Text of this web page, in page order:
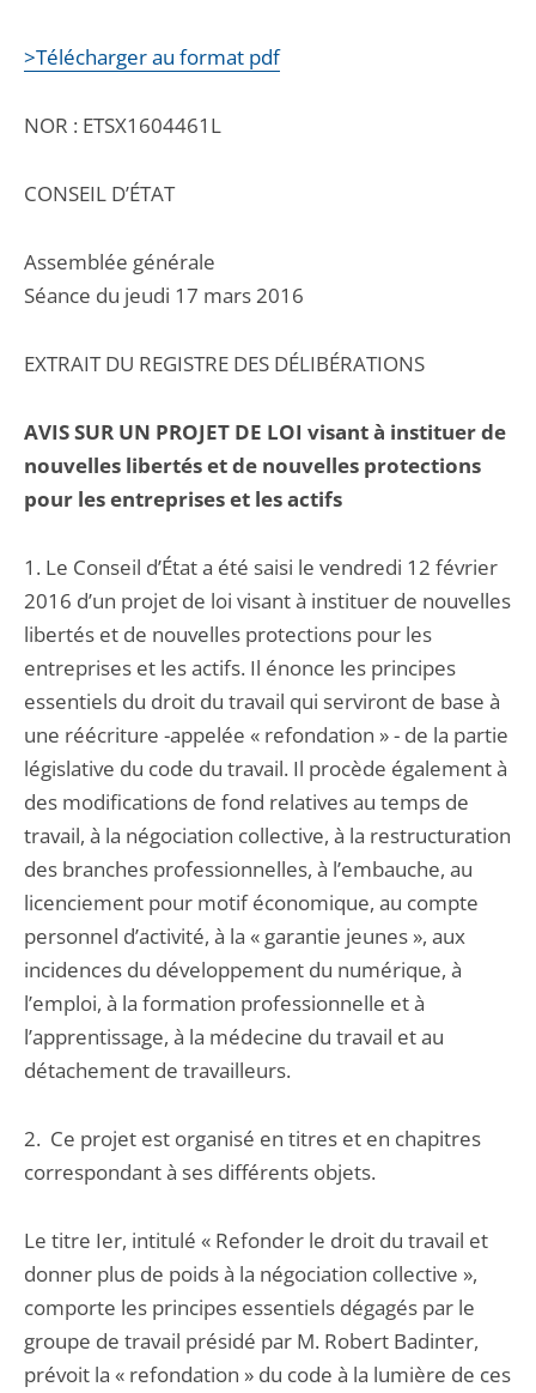
>Télécharger au format pdf
NOR : ETSX1604461L
CONSEIL D’ÉTAT
Assemblée générale
Séance du jeudi 17 mars 2016
EXTRAIT DU REGISTRE DES DÉLIBÉRATIONS
AVIS SUR UN PROJET DE LOI visant à instituer de
nouvelles libertés et de nouvelles protections
pour les entreprises et les actifs
1. Le Conseil d’État a été saisi le vendredi 12 février
2016 d’un projet de loi visant à instituer de nouvelles
libertés et de nouvelles protections pour les
entreprises et les actifs. Il énonce les principes
essentiels du droit du travail qui serviront de base à
une réécriture -appelée « refondation » - de la partie
législative du code du travail. Il procède également à
des modifications de fond relatives au temps de
travail, à la négociation collective, à la restructuration
des branches professionnelles, à l’embauche, au
licenciement pour motif économique, au compte
personnel d’activité, à la « garantie jeunes », aux
incidences du développement du numérique, à
l’emploi, à la formation professionnelle et à
l’apprentissage, à la médecine du travail et au
détachement de travailleurs.
2. Ce projet est organisé en titres et en chapitres
correspondant à ses différents objets.
Le titre Ier, intitulé « Refonder le droit du travail et
donner plus de poids à la négociation collective »,
comporte les principes essentiels dégagés par le
groupe de travail présidé par M. Robert Badinter,
prévoit la « refondation » du code à la lumière de ces